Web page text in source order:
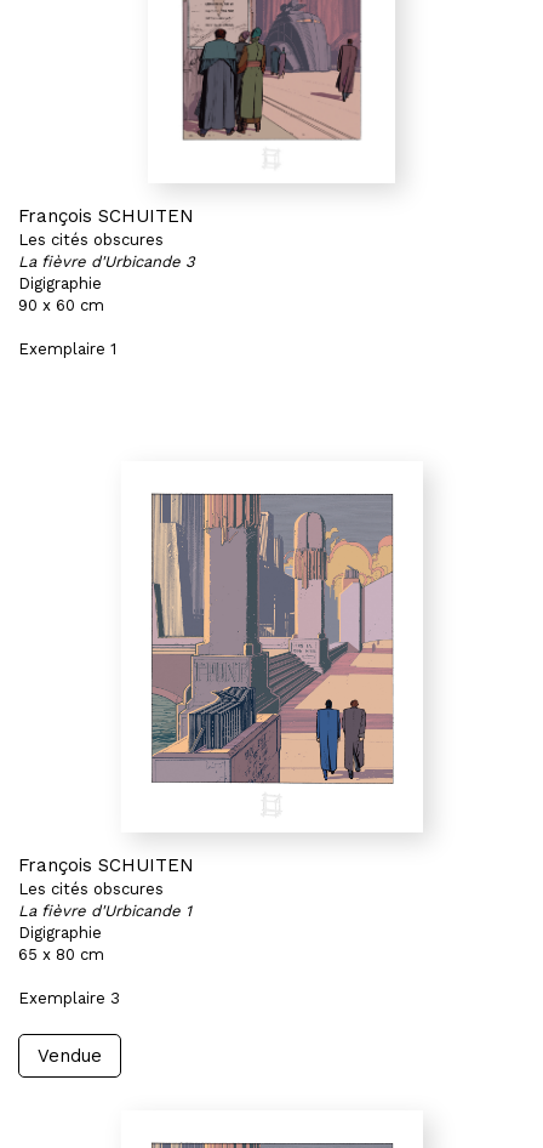
François SCHUITEN
Les cités obscures
La fièvre d'Urbicande 3
Digigraphie
90 x 60 cm
Exemplaire 1
François SCHUITEN
Les cités obscures
La fièvre d'Urbicande 1
Digigraphie
65 x 80 cm
Exemplaire 3
Vendue